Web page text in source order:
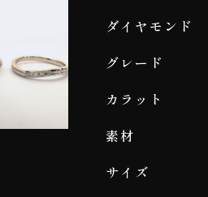
ダイヤモンド
グレード
カラット
素材
サイズ